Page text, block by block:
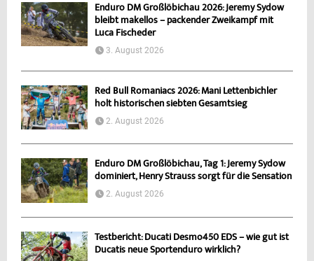
Enduro DM Großlöbichau 2026: Jeremy Sydow
bleibt makellos – packender Zweikampf mit
Luca Fischeder
3. August 2026
Red Bull Romaniacs 2026: Mani Lettenbichler
holt historischen siebten Gesamtsieg
2. August 2026
Enduro DM Großlöbichau, Tag 1: Jeremy Sydow
dominiert, Henry Strauss sorgt für die Sensation
2. August 2026
Testbericht: Ducati Desmo450 EDS – wie gut ist
Ducatis neue Sportenduro wirklich?